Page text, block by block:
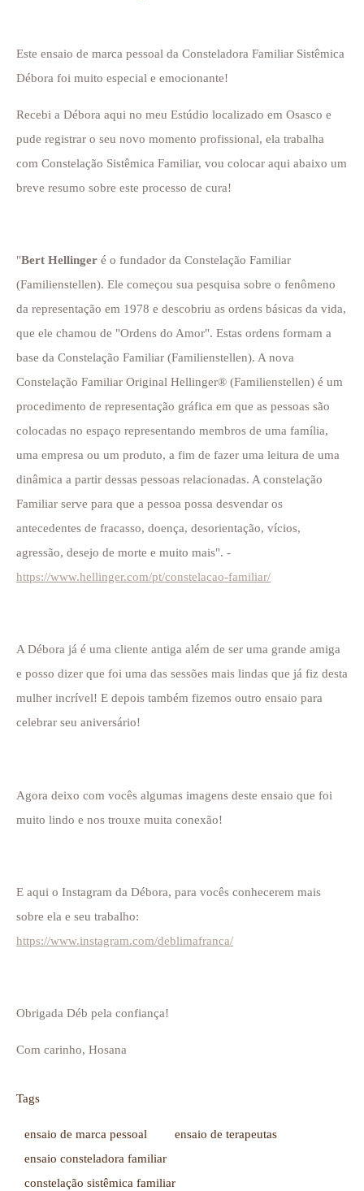
Este ensaio de marca pessoal da Consteladora Familiar Sistêmica
Débora foi muito especial e emocionante!
Recebi a Débora aqui no meu Estúdio localizado em Osasco e
pude registrar o seu novo momento profissional, ela trabalha
com Constelação Sistêmica Familiar, vou colocar aqui abaixo um
breve resumo sobre este processo de cura!
"Bert Hellinger é o fundador da Constelação Familiar
(Familienstellen). Ele começou sua pesquisa sobre o fenômeno
da representação em 1978 e descobriu as ordens básicas da vida,
que ele chamou de "Ordens do Amor". Estas ordens formam a
base da Constelação Familiar (Familienstellen). A nova
Constelação Familiar Original Hellinger® (Familienstellen) é um
procedimento de representação gráfica em que as pessoas são
colocadas no espaço representando membros de uma família,
uma empresa ou um produto, a fim de fazer uma leitura de uma
dinâmica a partir dessas pessoas relacionadas. A constelação
Familiar serve para que a pessoa possa desvendar os
antecedentes de fracasso, doença, desorientação, vícios,
agressão, desejo de morte e muito mais". -
https://www.hellinger.com/pt/constelacao-familiar/
A Débora já é uma cliente antiga além de ser uma grande amiga
e posso dizer que foi uma das sessões mais lindas que já fiz desta
mulher incrível! E depois também fizemos outro ensaio para
celebrar seu aniversário!
Agora deixo com vocês algumas imagens deste ensaio que foi
muito lindo e nos trouxe muita conexão!
E aqui o Instagram da Débora, para vocês conhecerem mais
sobre ela e seu trabalho:
https://www.instagram.com/deblimafranca/
Obrigada Déb pela confiança!
Com carinho, Hosana
Tags
ensaio de marca pessoal
ensaio de terapeutas
ensaio consteladora familiar
constelação sistêmica familiar